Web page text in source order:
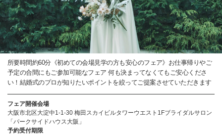
所要時間約60分《初めての会場見学の方も安心のフェア》お仕事帰りやご
予定の合間にもご参加可能なフェア 何も決まってなくてもご安心くださ
い！結婚式のプロが知りたいポイントを絞ってご提案させていただきます
フェア開催会場
大阪市北区大淀中1-1-30 梅田スカイビルタワーウエスト1Fブライダルサロン
「パークサイドハウス大阪」
予約受付期限